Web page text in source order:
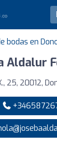
bodas en
Aldalur
25, 20012,